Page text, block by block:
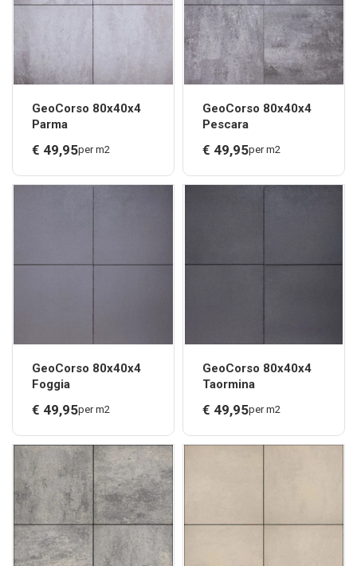
GeoCorso 80x40x4
Parma
€ 49,95per m2
GeoCorso 80x40x4
Pescara
€ 49,95per m2
GeoCorso 80x40x4
Foggia
€ 49,95per m2
GeoCorso 80x40x4
Taormina
€ 49,95per m2